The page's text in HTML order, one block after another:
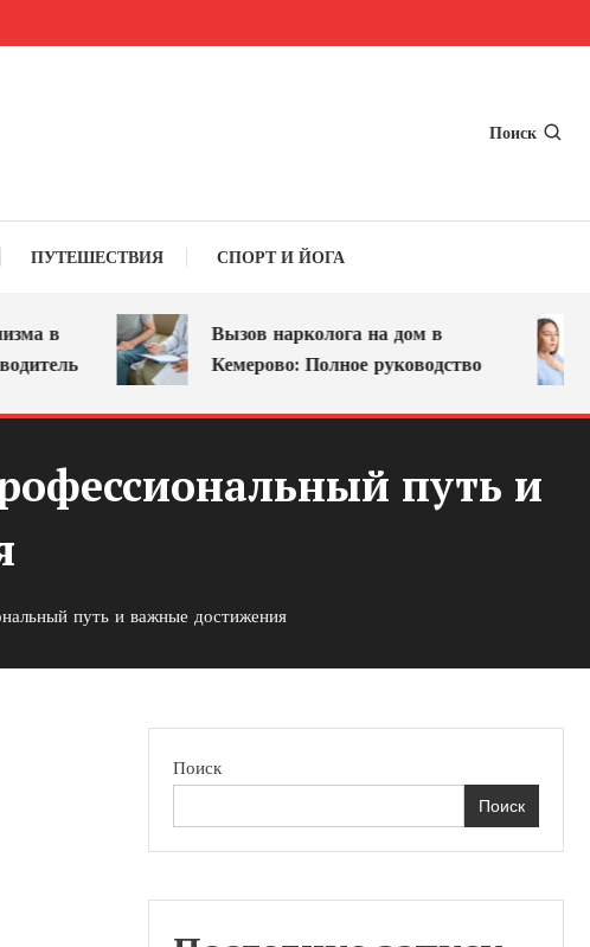
Поиск
ПУТЕШЕСТВИЯ СПОРТ И ЙОГА
в
Вызов нарколога на дом в
Кемерово: Полное руководство
путь и
путь и важные достижения
Поиск
Поиск